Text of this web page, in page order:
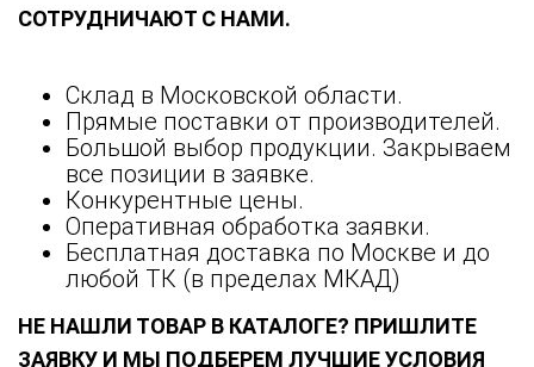
СОТРУДНИЧАЮТ С НАМИ.
Склад в Московской области.
Прямые поставки от производителей.
Большой выбор продукции. Закрываем
все позиции в заявке.
Конкурентные цены.
Оперативная обработка заявки.
Бесплатная доставка по Москве и до
любой ТК (в пределах МКАД)
НЕ НАШЛИ ТОВАР В КАТАЛОГЕ? ПРИШЛИТЕ
ЗАЯВКУ И МЫ ПОДБЕРЕМ ЛУЧШИЕ УСЛОВИЯ